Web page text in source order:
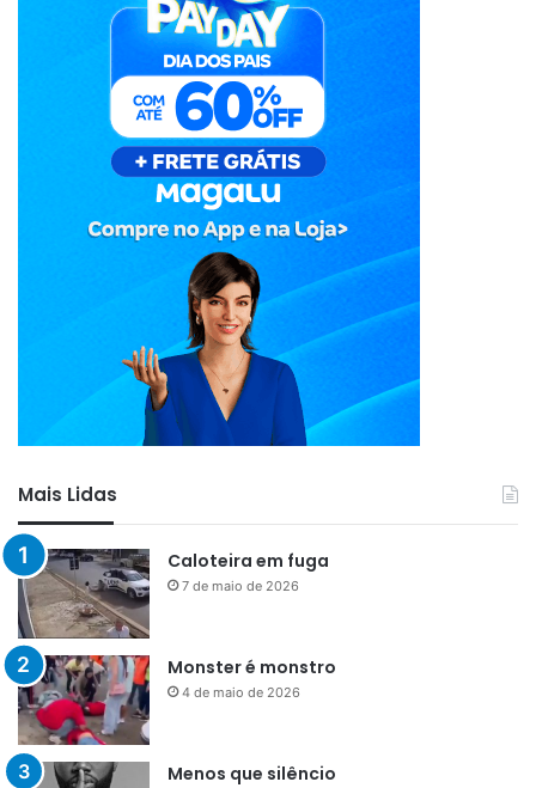
Mais Lidas
Caloteira em fuga
7 de maio de 2026
Monster é monstro
4 de maio de 2026
Menos que silêncio